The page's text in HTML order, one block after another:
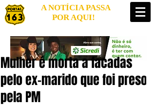
A NOTÍCIA PASSA
POR AQUI!
Mulher é morta a facadas
pelo ex-marido que foi preso
pela PM